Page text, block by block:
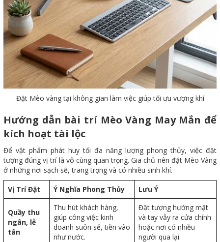
Đặt Mèo vàng tại không gian làm việc giúp tối ưu vượng khí
Hướng dẫn bài trí Mèo Vàng May Mắn để
kích hoạt tài lộc
Để vật phẩm phát huy tối đa năng lượng phong thủy, việc đặt
tượng đúng vị trí là vô cùng quan trọng. Gia chủ nên đặt Mèo Vàng
ở những nơi sạch sẽ, trang trọng và có nhiều sinh khí.
Vị Trí Đặt Ý Nghĩa Phong Thủy Lưu Ý
Quầy thu
ngân, lễ
tân
Thu hút khách hàng,
giúp công việc kinh
doanh suôn sẻ, tiền vào
như nước.
Đặt tượng hướng mặt
và tay vẫy ra cửa chính
hoặc nơi có nhiều
người qua lại.